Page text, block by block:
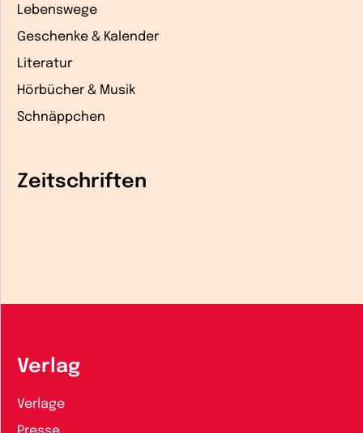
Lebenswege
Geschenke & Kalender
Literatur
Hörbücher & Musik
Schnäppchen
Zeitschriften
Verlag
Verlage